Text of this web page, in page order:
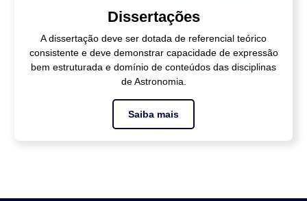
Dissertações
A dissertação deve ser dotada de referencial teórico
consistente e deve demonstrar capacidade de expressão
bem estruturada e domínio de conteúdos das disciplinas
de Astronomia.
Saiba mais